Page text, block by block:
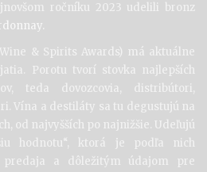
ročníku 2023 udelili bronz
& Spirits Awards) má aktuálne
Porotu tvorí stovka najlepších
teda dovozcovia, distribútori,
Vína a destiláty sa tu degustujú na
od najvyšších po najnižšie. Udeľujú
hodnotu“, ktorá je podľa nich
predaja a dôležitým údajom pre